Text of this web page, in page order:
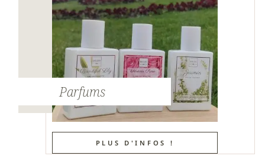
Parfums
PLUS D'INFOS !